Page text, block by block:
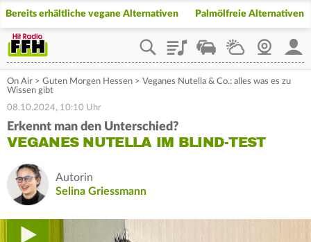
Bereits erhältliche vegane Alternativen Palmölfreie Alternativen
PlaylistStaupilotWetterWebcam
On Air > Guten Morgen Hessen > Veganes Nutella & Co.: alles was es zu
Wissen gibt
08.10.2024, 10:10 Uhr
Erkennt man den Unterschied?
VEGANES NUTELLA IM BLIND-TEST
Autorin
Selina Griessmann